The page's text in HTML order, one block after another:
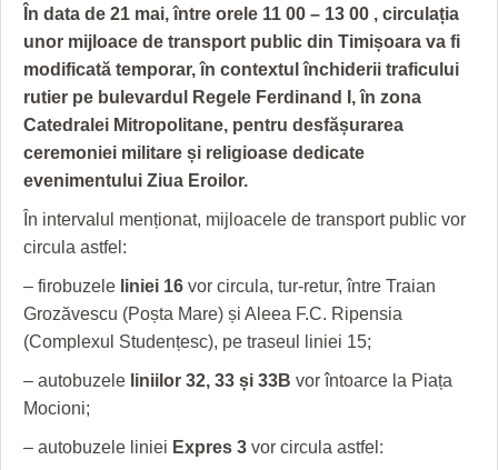
GRĂDINA TAICII DOMNULUI
ZIARISTU’ DE TERASĂ
CU OIŞTEA-N KIERKEGAARD
PE SURSE
CRONICĂ DE FILM
UNDE MERGEM
FILME DOCUMENTARE
JOCURI ONLINE
ACCIDENTE
ANUNŢURI
INFO SI UTILE
INVATAMANT
FILME DOCUMENTARE
CLIPURI VIDEO
DIVERSE
FARMACII DIN TIMIŞOARA
În data de 21 mai, între orele 11 00 – 13 00 , circulația
unor mijloace de transport public din Timișoara va fi
modificată temporar, în contextul închiderii traficului
rutier pe bulevardul Regele Ferdinand I, în zona
Catedralei Mitropolitane, pentru desfășurarea
ceremoniei militare și religioase dedicate
evenimentului Ziua Eroilor.
În intervalul menționat, mijloacele de transport public vor
circula astfel:
– firobuzele liniei 16 vor circula, tur-retur, între Traian
Grozăvescu (Poșta Mare) și Aleea F.C. Ripensia
(Complexul Studențesc), pe traseul liniei 15;
– autobuzele liniilor 32, 33 și 33B vor întoarce la Piața
Mocioni;
– autobuzele liniei Expres 3 vor circula astfel: